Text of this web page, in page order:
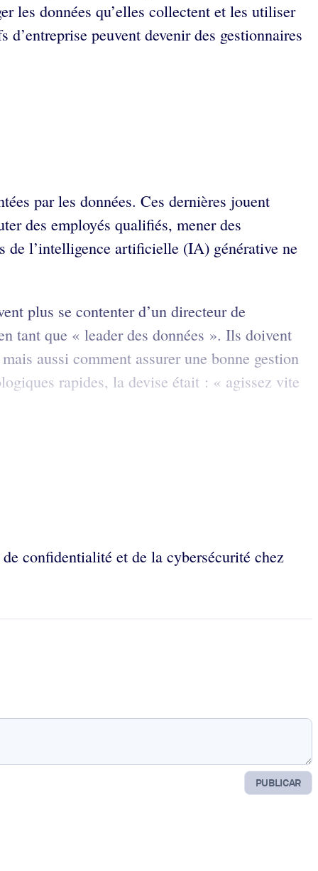
les données qu’elles collectent et les utiliser
peuvent devenir des gestionnaires
par les données. Ces dernières jouent
des employés qualifiés, mener des
de l’intelligence artificielle (IA) générative ne
plus se contenter d’un directeur de
tant que « leader des données ». Ils doivent
aussi comment assurer une bonne gestion
rapides, la devise était : « agissez vite
confidentialité et de la cybersécurité chez
PUBLICAR